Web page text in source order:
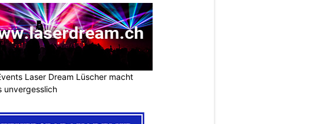
Laser Dream Lüscher macht
unvergesslich